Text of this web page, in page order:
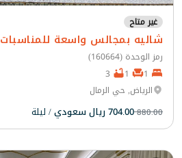
غير متاح
شاليه بمجالس واسعة للمناسبات
رمز الوحدة (160664)
الرياض, حي الرمال
880.00704.00 ريال سعودي / ليلة